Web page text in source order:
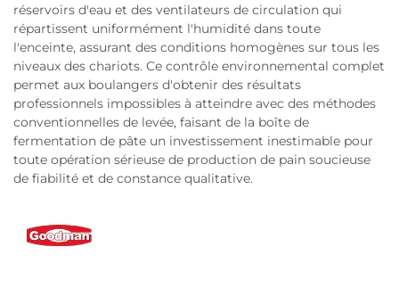
réservoirs d'eau et des ventilateurs de circulation qui
répartissent uniformément l'humidité dans toute
l'enceinte, assurant des conditions homogènes sur tous les
niveaux des chariots. Ce contrôle environnemental complet
permet aux boulangers d'obtenir des résultats
professionnels impossibles à atteindre avec des méthodes
conventionnelles de levée, faisant de la boîte de
fermentation de pâte un investissement inestimable pour
toute opération sérieuse de production de pain soucieuse
de fiabilité et de constance qualitative.